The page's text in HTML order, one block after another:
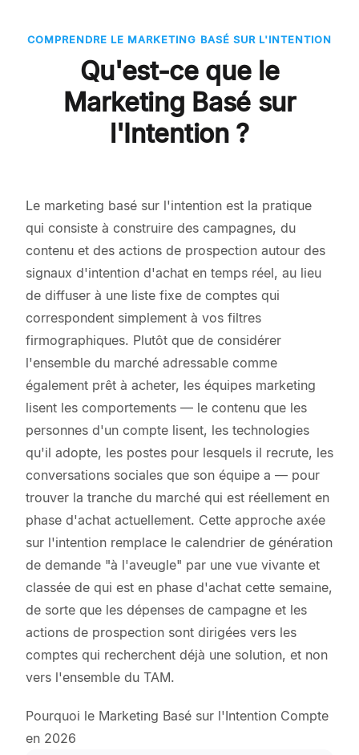
COMPRENDRE LE MARKETING BASÉ SUR L'INTENTION
Qu'est-ce que le
Marketing Basé sur
l'Intention ?
Le marketing basé sur l'intention est la pratique
qui consiste à construire des campagnes, du
contenu et des actions de prospection autour des
signaux d'intention d'achat en temps réel, au lieu
de diffuser à une liste fixe de comptes qui
correspondent simplement à vos filtres
firmographiques. Plutôt que de considérer
l'ensemble du marché adressable comme
également prêt à acheter, les équipes marketing
lisent les comportements — le contenu que les
personnes d'un compte lisent, les technologies
qu'il adopte, les postes pour lesquels il recrute, les
conversations sociales que son équipe a — pour
trouver la tranche du marché qui est réellement en
phase d'achat actuellement. Cette approche axée
sur l'intention remplace le calendrier de génération
de demande "à l'aveugle" par une vue vivante et
classée de qui est en phase d'achat cette semaine,
de sorte que les dépenses de campagne et les
actions de prospection sont dirigées vers les
comptes qui recherchent déjà une solution, et non
vers l'ensemble du TAM.
Pourquoi le Marketing Basé sur l'Intention Compte
en 2026